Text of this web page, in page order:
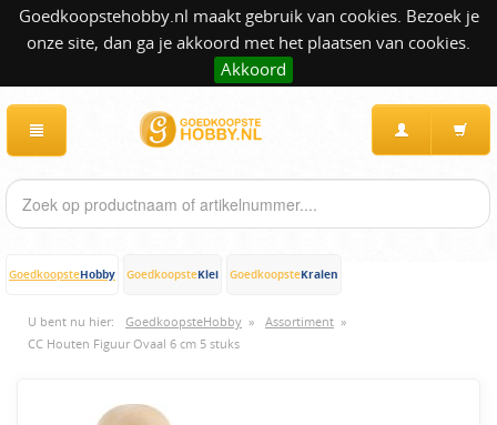
Goedkoopstehobby.nl maakt gebruik van cookies. Bezoek je
onze site, dan ga je akkoord met het plaatsen van cookies.
Akkoord
GoedkoopsteHobby GoedkoopsteKlei GoedkoopsteKralen
U bent nu hier: GoedkoopsteHobby » Assortiment »
CC Houten Figuur Ovaal 6 cm 5 stuks